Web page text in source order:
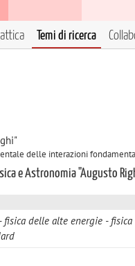
Temi di ricerca
delle interazioni
e Astronomia "Augusto
fisica delle alte energie